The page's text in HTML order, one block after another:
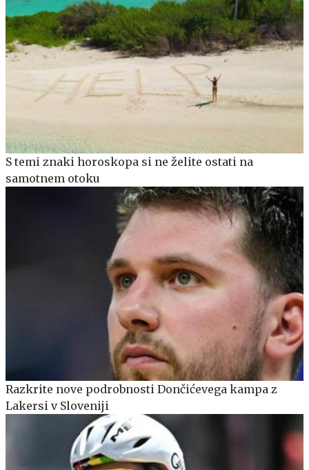
S temi znaki horoskopa si ne želite ostati na
samotnem otoku
Razkrite nove podrobnosti Dončićevega kampa z
Lakersi v Sloveniji